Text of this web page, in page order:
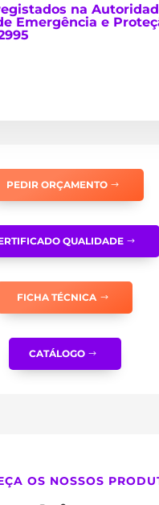
na
Emergência e
PEDIR ORÇAMENTO
QUALIDADE
FICHA TÉCNICA
CATÁLOGO
OS NOSSOS